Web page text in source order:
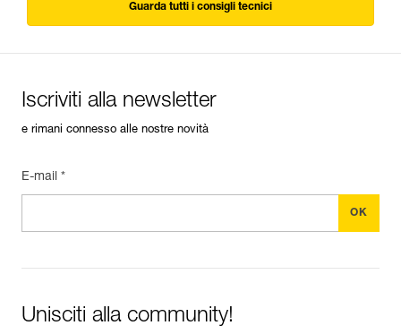
Guarda tutti i consigli tecnici
Iscriviti alla newsletter
e rimani connesso alle nostre novità
E-mail *
Unisciti alla community!